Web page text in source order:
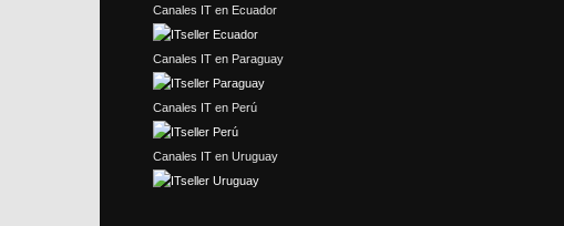
Canales IT en Ecuador
Canales IT en Paraguay
Canales IT en Perú
Canales IT en Uruguay